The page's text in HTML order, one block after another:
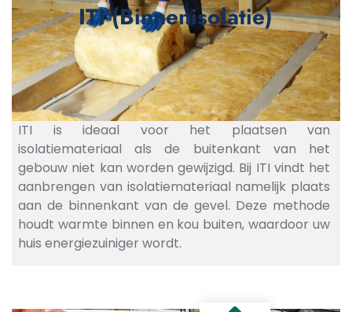
ITI (Binnenisolatie)
ITI is ideaal voor het plaatsen van
isolatiemateriaal als de buitenkant van het
gebouw niet kan worden gewijzigd. Bij ITI vindt het
aanbrengen van isolatiemateriaal namelijk plaats
aan de binnenkant van de gevel. Deze methode
houdt warmte binnen en kou buiten, waardoor uw
huis energiezuiniger wordt.